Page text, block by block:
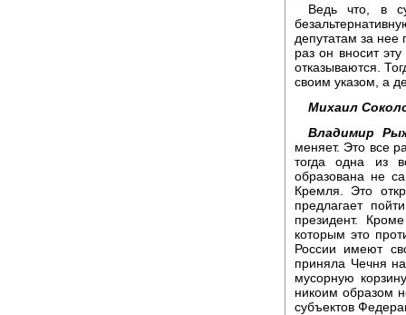
Ведь что, в
депутатам за нее
раз он вносит
отказываются.
своим указом, а
Михаил
Владимир
меняет. Это все
тогда одна из
образована не
Кремля. Это
предлагает
президент.
которым это
России имеют
приняла Чечня
мусорную
никоим образом
субъектов